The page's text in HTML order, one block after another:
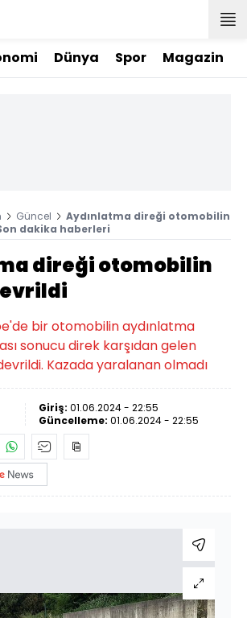
Dünya Spor Magazin
Güncel
Aydınlatma direği otomobilin
dakika haberleri
direği otomobilin
bir otomobilin aydınlatma
sonucu direk karşıdan gelen
Kazada yaralanan olmadı
Giriş: 01.06.2024 - 22:55
Güncelleme: 01.06.2024 - 22:55